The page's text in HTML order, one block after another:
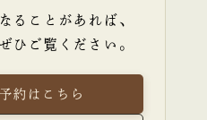
ることがあれば、
ひご覧ください。
約はこちら